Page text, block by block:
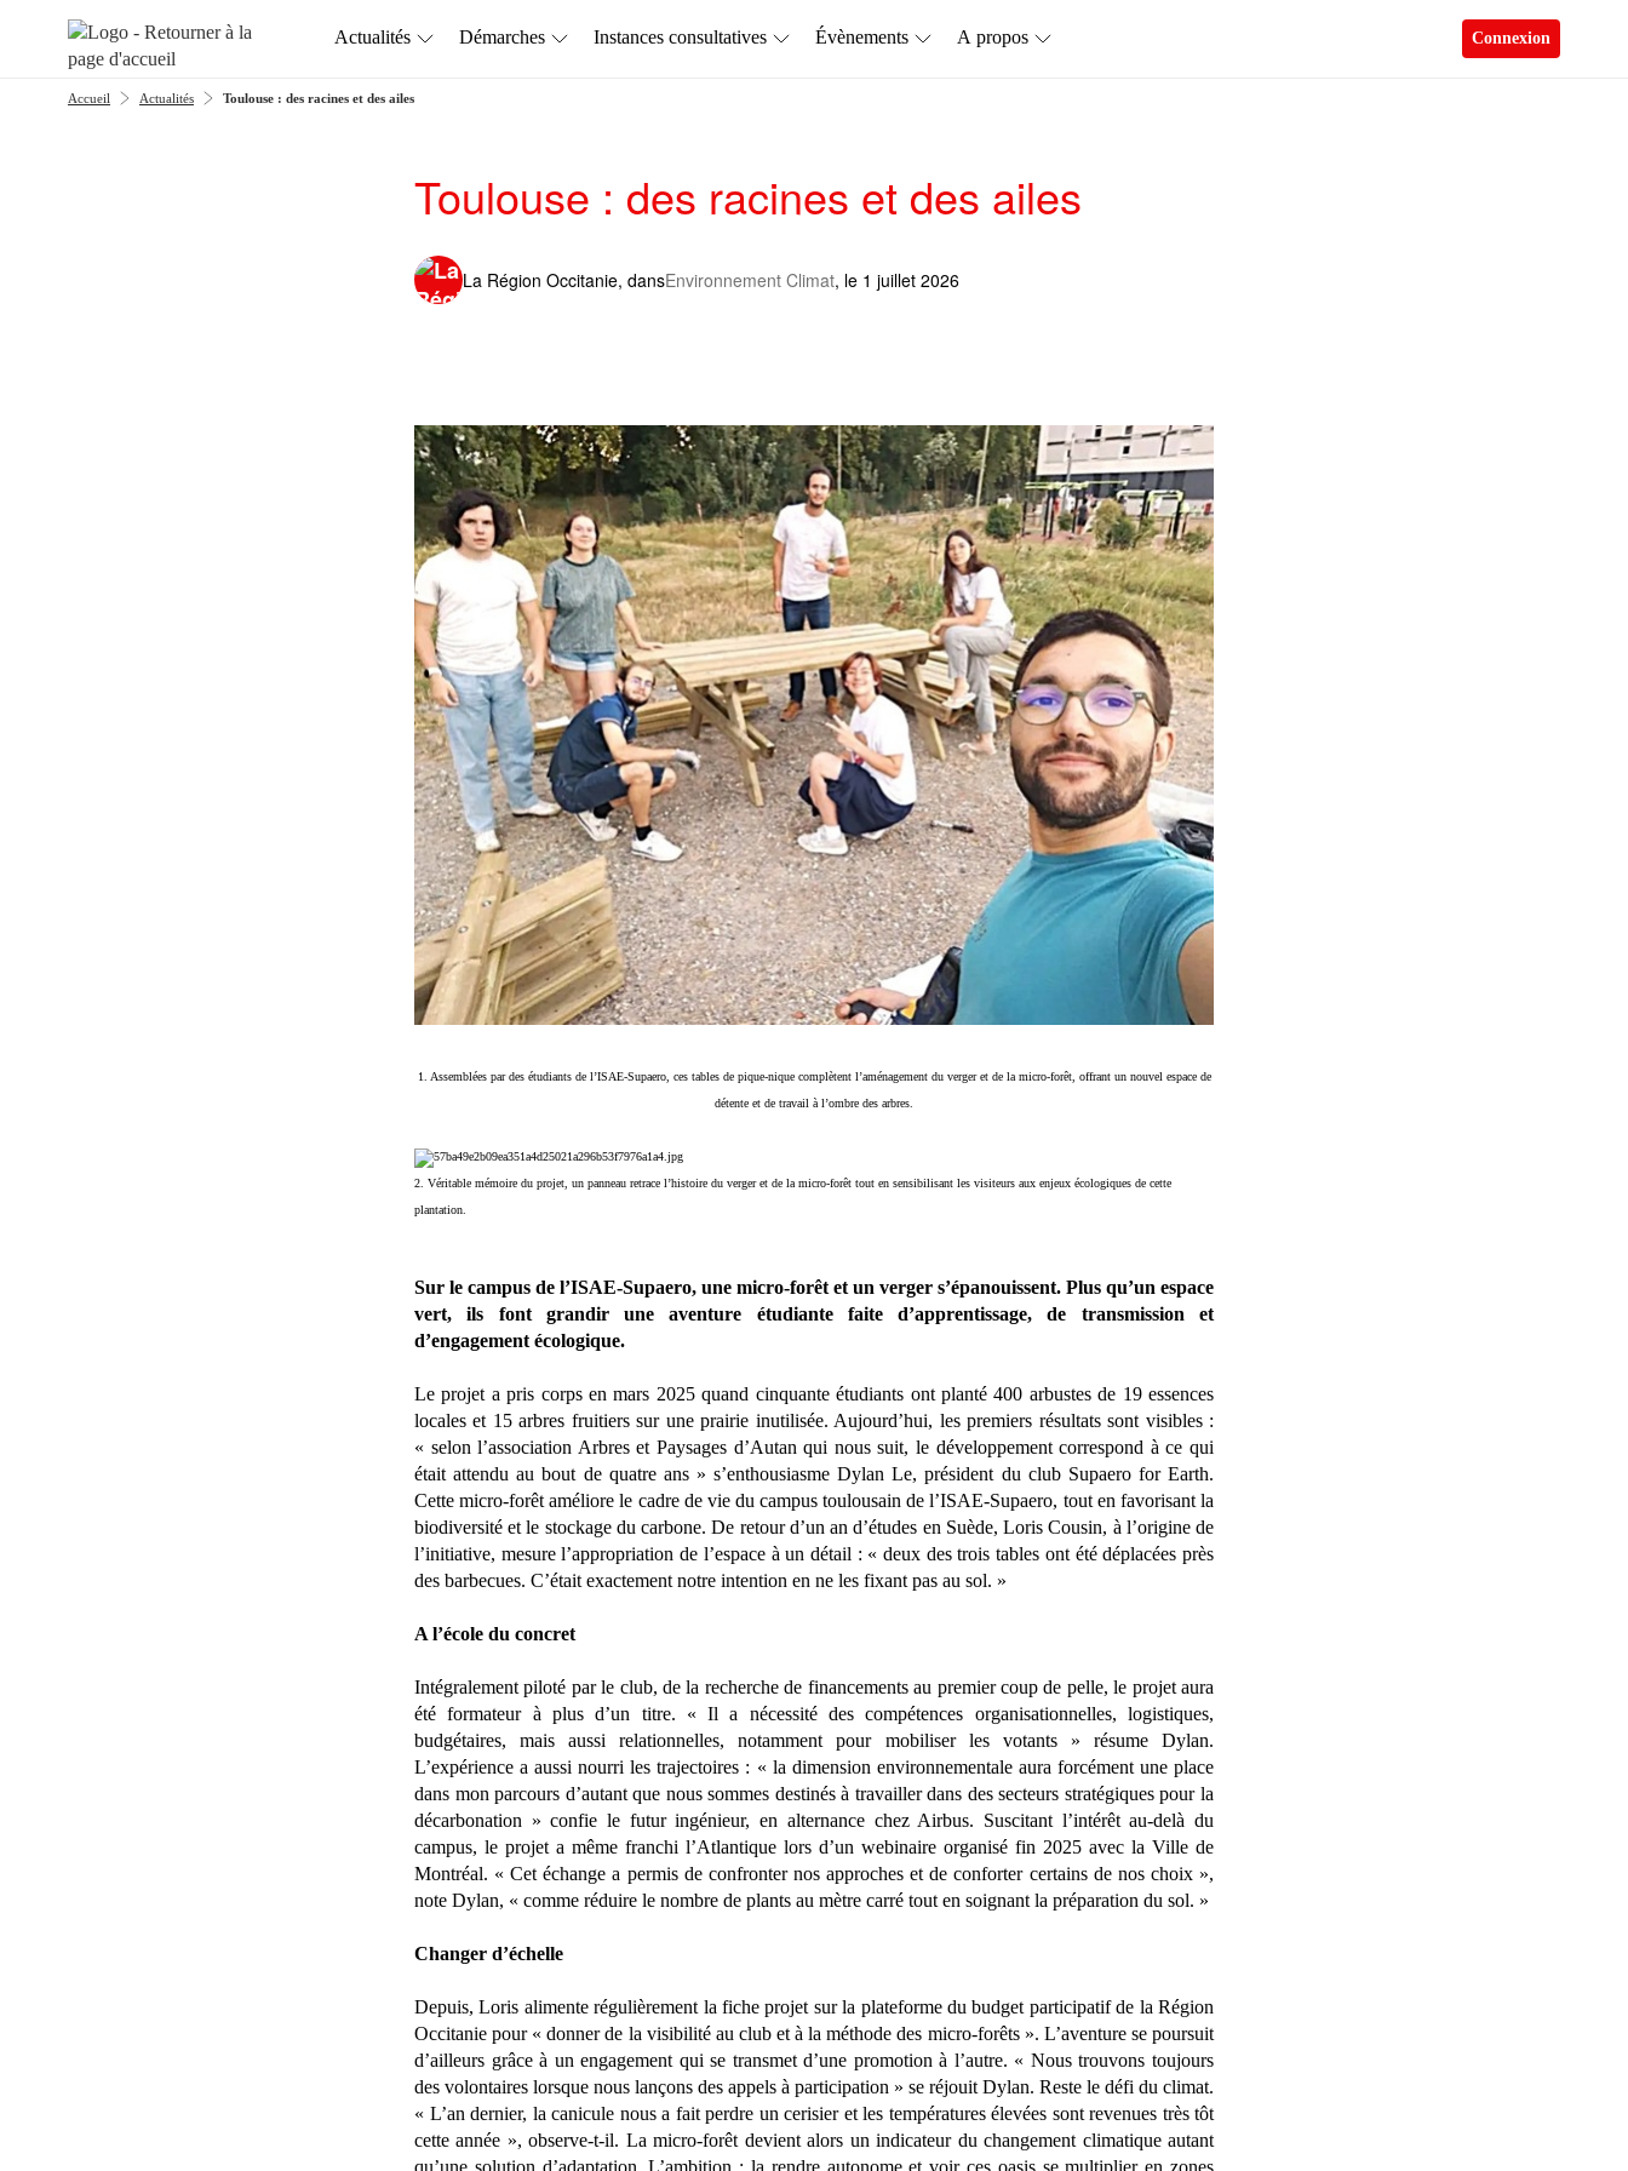
Aller au menu Aller au contenu
Actualités Démarches Instances consultatives Évènements A propos Connexion
Accueil Actualités Toulouse : des racines et des ailes
Toulouse : des racines et des ailes
La Région Occitanie, dansEnvironnement Climat, le 1 juillet 2026
1. Assemblées par des étudiants de l’ISAE-Supaero, ces tables de pique-nique complètent l’aménagement du verger et de la micro-forêt, offrant un nouvel espace de
détente et de travail à l’ombre des arbres.
2. Véritable mémoire du projet, un panneau retrace l’histoire du verger et de la micro-forêt tout en sensibilisant les visiteurs aux enjeux écologiques de cette
plantation.
Sur le campus de l’ISAE-Supaero, une micro-forêt et un verger s’épanouissent. Plus qu’un espace
vert, ils font grandir une aventure étudiante faite d’apprentissage, de transmission et
d’engagement écologique.
Le projet a pris corps en mars 2025 quand cinquante étudiants ont planté 400 arbustes de 19 essences
locales et 15 arbres fruitiers sur une prairie inutilisée. Aujourd’hui, les premiers résultats sont visibles :
« selon l’association Arbres et Paysages d’Autan qui nous suit, le développement correspond à ce qui
était attendu au bout de quatre ans » s’enthousiasme Dylan Le, président du club Supaero for Earth.
Cette micro-forêt améliore le cadre de vie du campus toulousain de l’ISAE-Supaero, tout en favorisant la
biodiversité et le stockage du carbone. De retour d’un an d’études en Suède, Loris Cousin, à l’origine de
l’initiative, mesure l’appropriation de l’espace à un détail : « deux des trois tables ont été déplacées près
des barbecues. C’était exactement notre intention en ne les fixant pas au sol. »
A l’école du concret
Intégralement piloté par le club, de la recherche de financements au premier coup de pelle, le projet aura
été formateur à plus d’un titre. « Il a nécessité des compétences organisationnelles, logistiques,
budgétaires, mais aussi relationnelles, notamment pour mobiliser les votants » résume Dylan.
L’expérience a aussi nourri les trajectoires : « la dimension environnementale aura forcément une place
dans mon parcours d’autant que nous sommes destinés à travailler dans des secteurs stratégiques pour la
décarbonation » confie le futur ingénieur, en alternance chez Airbus. Suscitant l’intérêt au-delà du
campus, le projet a même franchi l’Atlantique lors d’un webinaire organisé fin 2025 avec la Ville de
Montréal. « Cet échange a permis de confronter nos approches et de conforter certains de nos choix »,
note Dylan, « comme réduire le nombre de plants au mètre carré tout en soignant la préparation du sol. »
Changer d’échelle
Depuis, Loris alimente régulièrement la fiche projet sur la plateforme du budget participatif de la Région
Occitanie pour « donner de la visibilité au club et à la méthode des micro-forêts ». L’aventure se poursuit
d’ailleurs grâce à un engagement qui se transmet d’une promotion à l’autre. « Nous trouvons toujours
des volontaires lorsque nous lançons des appels à participation » se réjouit Dylan. Reste le défi du climat.
« L’an dernier, la canicule nous a fait perdre un cerisier et les températures élevées sont revenues très tôt
cette année », observe-t-il. La micro-forêt devient alors un indicateur du changement climatique autant